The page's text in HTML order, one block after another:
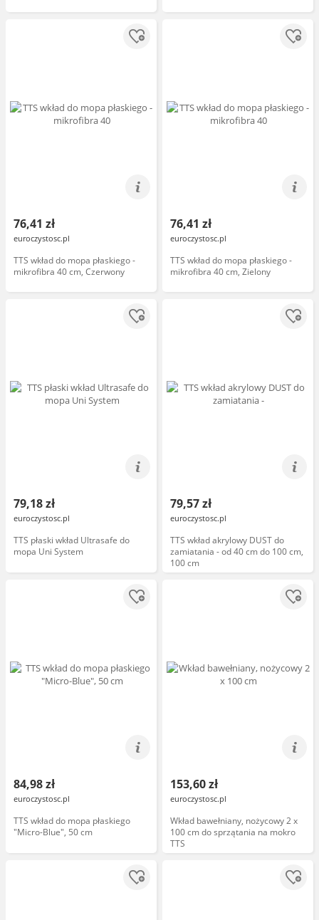
76,41 zł
euroczystosc.pl
TTS wkład do mopa płaskiego -
mikrofibra 40 cm, Czerwony
76,41 zł
euroczystosc.pl
TTS wkład do mopa płaskiego -
mikrofibra 40 cm, Zielony
79,18 zł
euroczystosc.pl
TTS płaski wkład Ultrasafe do
mopa Uni System
79,57 zł
euroczystosc.pl
TTS wkład akrylowy DUST do
zamiatania - od 40 cm do 100 cm,
100 cm
84,98 zł
euroczystosc.pl
TTS wkład do mopa płaskiego
"Micro-Blue", 50 cm
153,60 zł
euroczystosc.pl
Wkład bawełniany, nożycowy 2 x
100 cm do sprzątania na mokro
TTS